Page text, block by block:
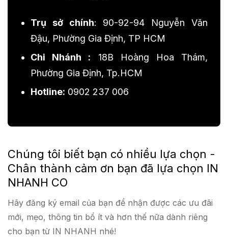
Trụ sở chính: 90-92-94 Nguyễn Văn
Đậu, Phường Gia Định, TP HCM
Chi Nhánh : 18B Hoàng Hoa Thám,
Phường Gia Định, Tp.HCM
Hotline: 0902 237 006
Chúng tôi biết bạn có nhiều lựa chọn -
Chân thành cảm ơn bạn đã lựa chọn IN
NHANH CO
Hãy đăng ký email của bạn để nhận được các ưu đãi
mới, mẹo, thông tin bổ ít và hơn thế nữa dành riêng
cho bạn từ IN NHANH nhé!